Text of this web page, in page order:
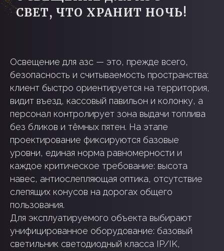
Освещение для азс — это, прежде всего,
безопасность и считываемость пространства:
клиент быстро ориентируется на территория,
видит въезд, кассовый павильон и колонку, а
персонал контролирует зона выдачи топлива
без бликов и тёмных пятен. На этапе
проектирование фиксируются базовые
уровни, единая норма равномерности и
каждое критическое требование: высота
навес, антиослепляющая оптика, отсутствие
слепящих конусов на дорогах общего
пользования.
Для эксплуатируемого объекта выбирают
унифицированное оборудование: базовый
светильник светодиодный класса IP/IK,